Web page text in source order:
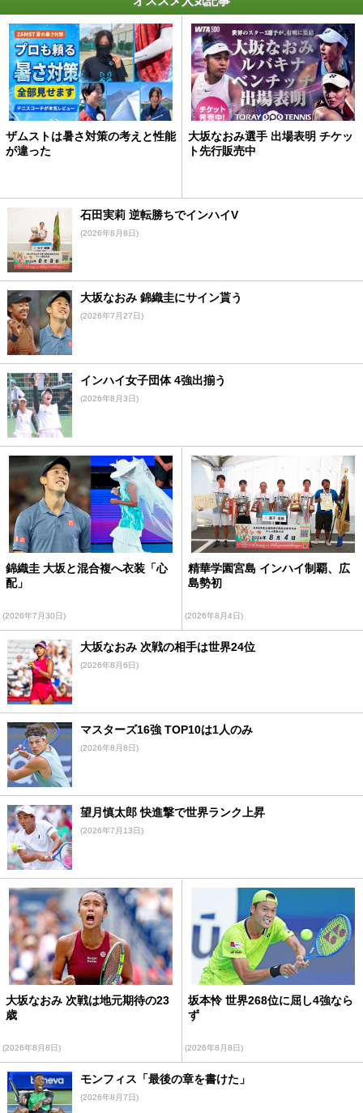
ザムストは暑さ対策の考えと性能
が違った
大坂なおみ選手 出場表明 チケッ
ト先行販売中
石田実莉 逆転勝ちでインハイV
(2026年8月8日)
大坂なおみ 錦織圭にサイン貰う
(2026年7月27日)
インハイ女子団体 4強出揃う
(2026年8月3日)
錦織圭 大坂と混合複へ衣装「心
配」
(2026年7月30日)
精華学園宮島 インハイ制覇、広
島勢初
(2026年8月4日)
大坂なおみ 次戦の相手は世界24位
(2026年8月6日)
マスターズ16強 TOP10は1人のみ
(2026年8月8日)
望月慎太郎 快進撃で世界ランク上昇
(2026年7月13日)
大坂なおみ 次戦は地元期待の23
歳
(2026年8月8日)
坂本怜 世界268位に屈し4強なら
ず
(2026年8月8日)
モンフィス「最後の章を書けた」
(2026年8月7日)